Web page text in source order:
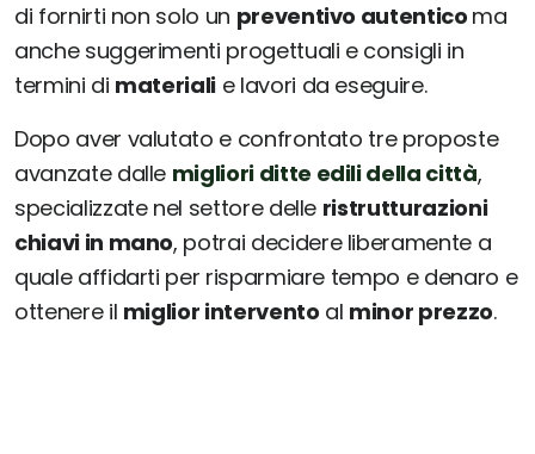
di fornirti non solo un preventivo autentico ma
anche suggerimenti progettuali e consigli in
termini di materiali e lavori da eseguire.
Dopo aver valutato e confrontato tre proposte
avanzate dalle migliori ditte edili della città,
specializzate nel settore delle ristrutturazioni
chiavi in mano, potrai decidere liberamente a
quale affidarti per risparmiare tempo e denaro e
ottenere il miglior intervento al minor prezzo.